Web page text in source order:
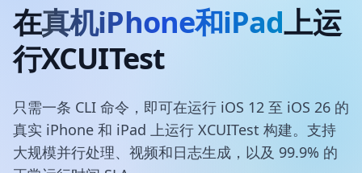
在真机iPhone和iPad上运
行XCUITest
只需一条 CLI 命令，即可在运行 iOS 12 至 iOS 26 的
真实 iPhone 和 iPad 上运行 XCUITest 构建。支持
大规模并行处理、视频和日志生成，以及 99.9% 的